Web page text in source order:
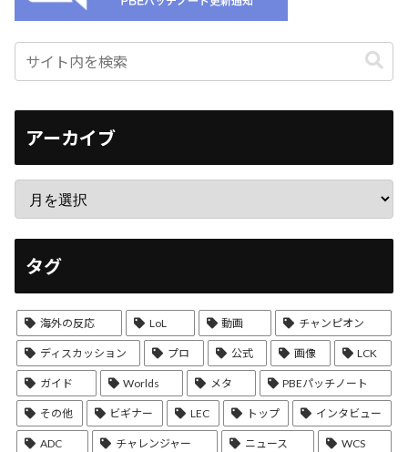
アーカイブ
タグ
海外の反応 LoL 動画 チャンピオン
ディスカッション プロ 公式 画像 LCK
ガイド Worlds メタ PBEパッチノート
その他 ビギナー LEC トップ インタビュー
ADC チャレンジャー ニュース WCS